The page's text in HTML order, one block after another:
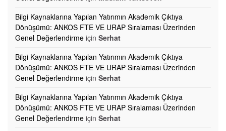
Bilgi Kaynaklarına Yapılan Yatırımın Akademik Çıktıya
Dönüşümü: ANKOS FTE VE URAP Sıralaması Üzerinden
Genel Değerlendirme için Serhat
Bilgi Kaynaklarına Yapılan Yatırımın Akademik Çıktıya
Dönüşümü: ANKOS FTE VE URAP Sıralaması Üzerinden
Genel Değerlendirme için Serhat
Bilgi Kaynaklarına Yapılan Yatırımın Akademik Çıktıya
Dönüşümü: ANKOS FTE VE URAP Sıralaması Üzerinden
Genel Değerlendirme için Serhat